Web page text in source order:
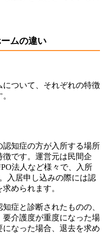
ムの違い
ついて、それぞれの特徴
知症の方が入所する場所
です。運営元は民間企
法人など様々で、入所
入居申し込みの際には認
められます。
症と診断されたものの、
介護度が重度になった場
なった場合、退去を求め